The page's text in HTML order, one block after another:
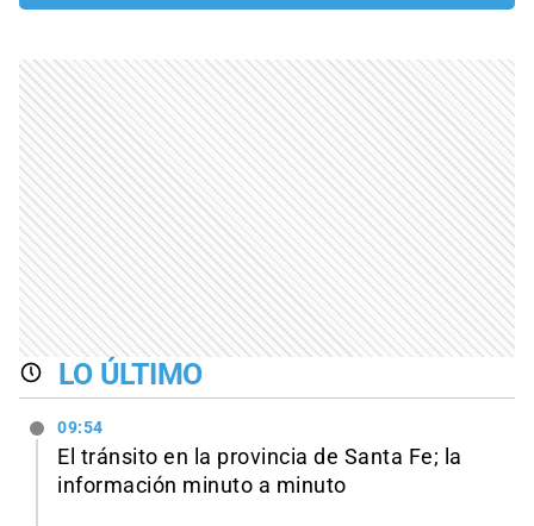
LO ÚLTIMO
09:54
El tránsito en la provincia de Santa Fe; la
información minuto a minuto